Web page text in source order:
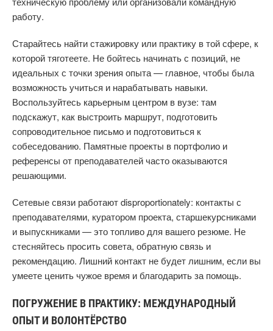
работу.
Старайтесь найти стажировку или практику в той сфере, к
которой тяготеете. Не бойтесь начинать с позиций, не
идеальных с точки зрения опыта — главное, чтобы была
возможность учиться и нарабатывать навыки.
Воспользуйтесь карьерным центром в вузе: там
подскажут, как выстроить маршрут, подготовить
сопроводительное письмо и подготовиться к
собеседованию. Памятные проекты в портфолио и
референсы от преподавателей часто оказываются
решающими.
Сетевые связи работают disproportionately: контакты с
преподавателями, куратором проекта, старшекурсниками
и выпускниками — это топливо для вашего резюме. Не
стесняйтесь просить совета, обратную связь и
рекомендацию. Лишний контакт не будет лишним, если вы
умеете ценить чужое время и благодарить за помощь.
ПОГРУЖЕНИЕ В ПРАКТИКУ: МЕЖДУНАРОДНЫЙ
ОПЫТ И ВОЛОНТЁРСТВО